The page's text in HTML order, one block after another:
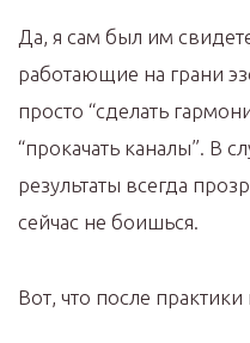
Да, я сам был им
работающие на грани
просто “сделать
“прокачать каналы”. В
результаты всегда
сейчас не боишься.
Вот, что после